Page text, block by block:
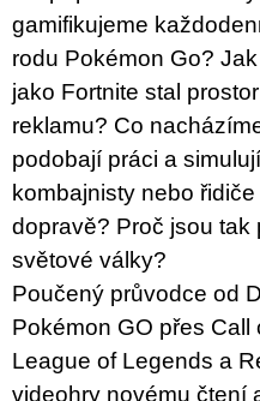
gamifikujeme
rodu Pokémon Go?
jako Fortnite stal
reklamu? Co
podobají práci a
kombajnisty nebo
dopravě? Proč jsou tak
světové války?
Poučený průvodce od
Pokémon GO přes Call
League of Legends a
videohry novému čtení
Kč